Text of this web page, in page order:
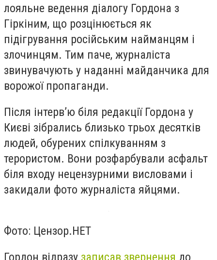
лояльне ведення діалогу Гордона з
Гіркіним, що розцінюється як
підігрування російським найманцям і
злочинцям. Тим паче, журналіста
звинувачують у наданні майданчика для
ворожої пропаганди.
Після інтерв’ю біля редакції Гордона у
Києві зібрались близько трьох десятків
людей, обурених спілкуванням з
терористом. Вони розфарбували асфальт
біля входу нецензурними висловами і
закидали фото журналіста яйцями.
Фото: Цензор.НЕТ
Гордон відразу записав звернення до